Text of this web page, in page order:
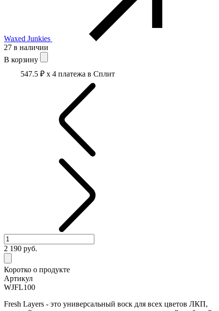
Waxed Junkies
27 в наличии
В корзину
547.5 ₽x 4 платежа в Сплит
2 190 руб.
Коротко о продукте
Артикул
WJFL100
Fresh Layers - это универсальный воск для всех цветов ЛКП,